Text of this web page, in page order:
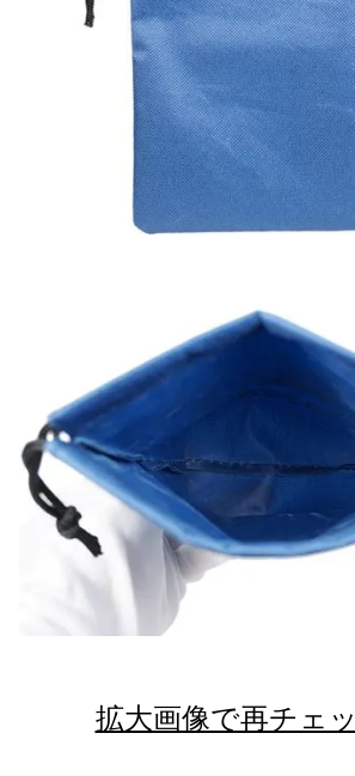
拡大画像で再チェ